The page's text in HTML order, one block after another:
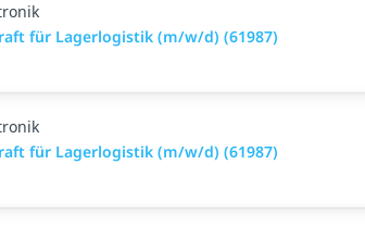
für Lagerlogistik (m/w/d) (61987)
für Lagerlogistik (m/w/d) (61987)